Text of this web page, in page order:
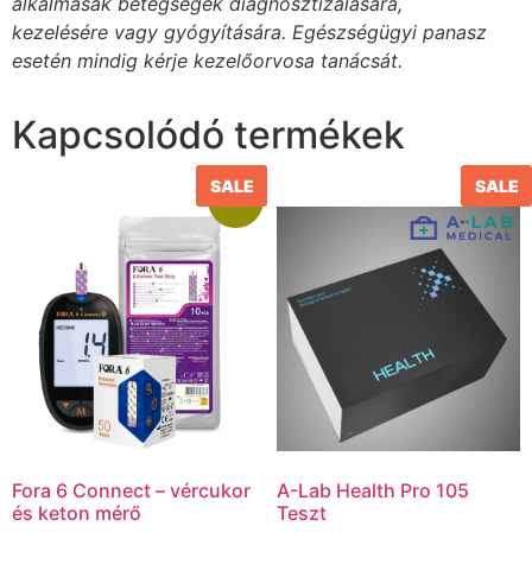
kezelésére vagy gyógyítására. Egészségügyi panasz
esetén mindig kérje kezelőorvosa tanácsát.
Kapcsolódó termékek
Akció!
SALE
Fora 6 Connect – vércukor
és keton mérő
SALE
A-Lab Health Pro 105
Teszt